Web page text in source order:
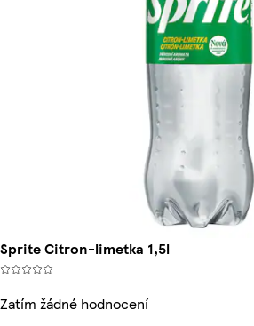
Sprite Citron-limetka 1,5l
Zatím žádné hodnocení